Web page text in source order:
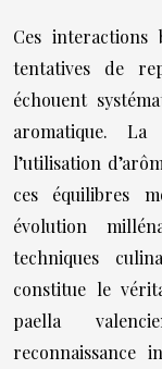
Ces interactions
tentatives de
échouent
aromatique.
l’utilisation
ces équilibres
évolution
techniques
constitue le
paella
reconnaissance